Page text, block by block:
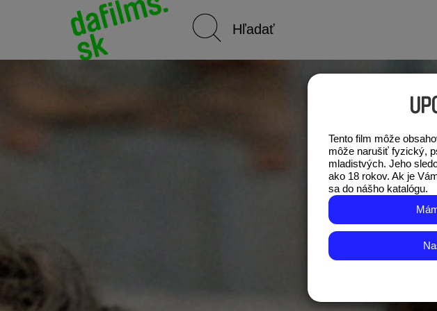
Tento film môže
môže narušiť fyzický,
mladistvých. Jeho
ako 18 rokov. Ak je
sa do nášho katalógu.